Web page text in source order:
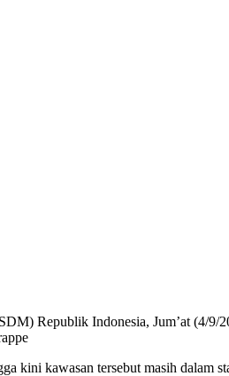
Republik Indonesia, Jum’at (4/9/
kini kawasan tersebut masih dalam